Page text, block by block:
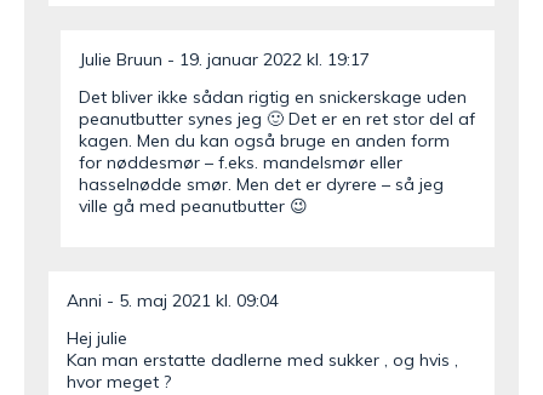
Julie Bruun
19. januar 2022 kl. 19:17
Det bliver ikke sådan rigtig en snickerskage uden
peanutbutter synes jeg 🙂 Det er en ret stor del af
kagen. Men du kan også bruge en anden form
for nøddesmør – f.eks. mandelsmør eller
hasselnødde smør. Men det er dyrere – så jeg
ville gå med peanutbutter 😉
Anni
5. maj 2021 kl. 09:04
Hej julie
Kan man erstatte dadlerne med sukker , og hvis ,
hvor meget ?